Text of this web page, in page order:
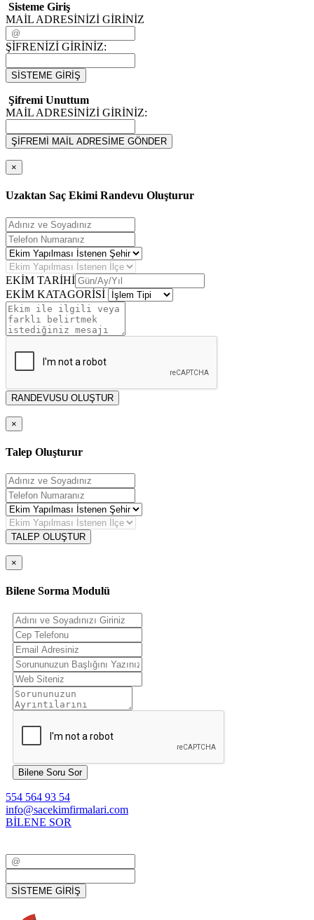
Sisteme Giriş
MAİL ADRESİNİZİ GİRİNİZ
ŞİFRENİZİ GİRİNİZ:
SİSTEME GİRİŞ
Şifremi Unuttum
MAİL ADRESİNİZİ GİRİNİZ:
ŞİFREMİ MAİL ADRESİME GÖNDER
×
Uzaktan Saç Ekimi Randevu Oluşturur
EKİM TARİHİ
EKİM KATAGORİSİ
RANDEVUSU OLUŞTUR
×
Talep Oluşturur
TALEP OLUŞTUR
×
Bilene Sorma Modulü
Bilene Soru Sor
554 564 93 54
info@sacekimfirmalari.com
BİLENE SOR
SİSTEME GİRİŞ